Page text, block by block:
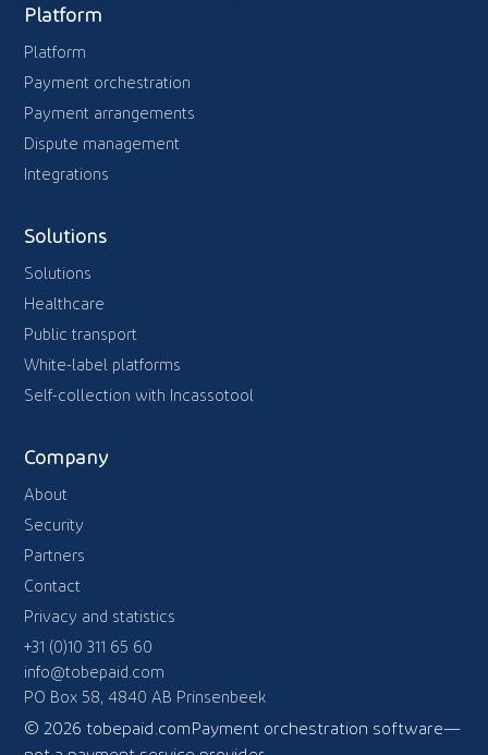
Platform
Platform
Payment orchestration
Payment arrangements
Dispute management
Integrations
Solutions
Solutions
Healthcare
Public transport
White-label platforms
Self-collection with Incassotool
Company
About
Security
Partners
Contact
Privacy and statistics
+31 (0)10 311 65 60
info@tobepaid.com
PO Box 58, 4840 AB Prinsenbeek
© 2026 tobepaid.com Payment orchestration software—